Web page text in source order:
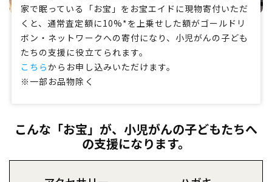
家で眠っている「お宝」をお宝エイドに現物寄付いただ
くと、通常査定額に10%*を上乗せした額がゴールドリ
ボン・ネットワークへの寄付になり、小児がんの子ども
たちの支援に役立てられます。
こちらからお申し込みいただけます。
※一部お品物除く
こんな「お宝」が、小児がんの子どもたちへ
の支援になります。